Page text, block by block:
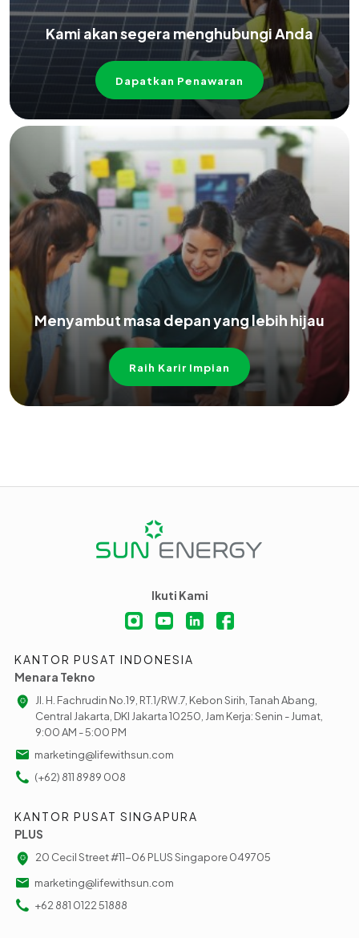
Kami akan segera menghubungi Anda
Dapatkan Penawaran
Menyambut masa depan yang lebih hijau
Raih Karir Impian
Ikuti Kami
KANTOR PUSAT INDONESIA
Menara Tekno
Jl. H. Fachrudin No.19, RT.1/RW.7, Kebon Sirih, Tanah Abang,
Central Jakarta, DKI Jakarta 10250, Jam Kerja: Senin - Jumat,
9:00 AM - 5:00 PM
marketing@lifewithsun.com
(+62) 811 8989 008
KANTOR PUSAT SINGAPURA
PLUS
20 Cecil Street #11-06 PLUS Singapore 049705
marketing@lifewithsun.com
+62 881 0122 51888